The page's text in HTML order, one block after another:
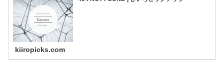
kiiropicks.com